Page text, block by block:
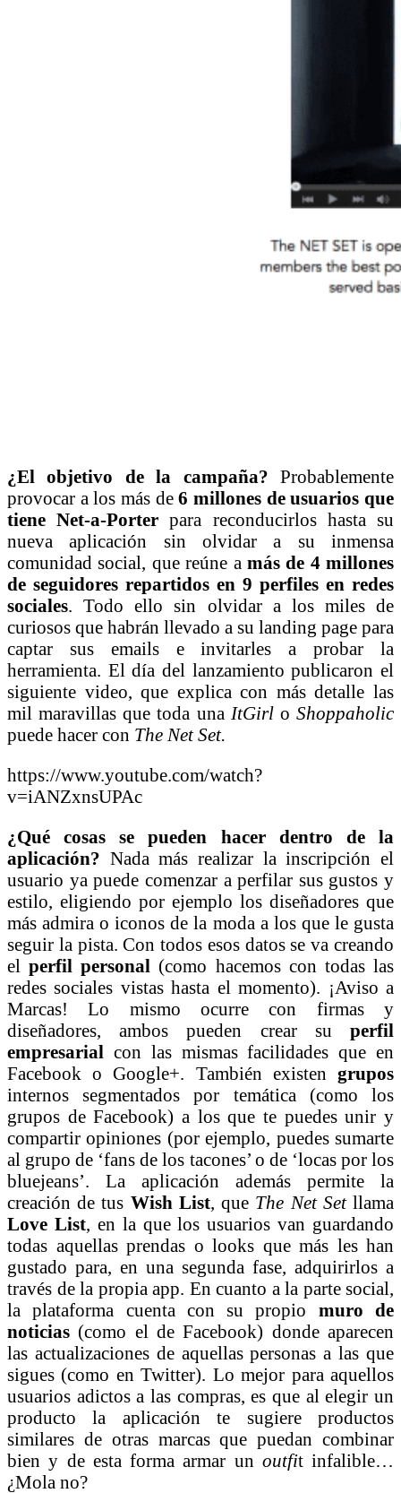
¿El objetivo de la campaña? Probablemente
provocar a los más de6 millones de usuarios que
tiene Net-a-Porter para reconducirlos hasta su
nueva aplicación sin olvidar a su inmensa
comunidad social, que reúne a más de 4 millones
de seguidores repartidos en 9 perfiles en redes
sociales. Todo ello sin olvidar a los miles de
curiosos que habrán llevado a su landing page para
captar sus emails e invitarles a probar la
herramienta. El día del lanzamiento publicaron el
siguiente video, que explica con más detalle las
mil maravillas que toda una ItGirloShoppaholic
puede hacer con The Net Set.
https://www.youtube.com/watch?
v=iANZxnsUPAc
¿Qué cosas se pueden hacer dentro de la
aplicación? Nada más realizar la inscripción el
usuario ya puede comenzar a perfilar sus gustos y
estilo, eligiendo por ejemplo los diseñadores que
más admira o iconos de la moda a los que le gusta
seguir la pista. Con todos esos datos se va creando
elperfil personal (como hacemos con todas las
redes sociales vistas hasta el momento). ¡Aviso a
Marcas! Lo mismo ocurre con firmas y
diseñadores, ambos pueden crear su perfil
empresarial con las mismas facilidades que en
Facebook o Google+. También existen grupos
internos segmentados por temática (como los
grupos de Facebook) a los que te puedes unir y
compartir opiniones (por ejemplo, puedes sumarte
al grupo de ‘fans de los tacones’ o de ‘locas por los
bluejeans’. La aplicación además permite la
creación de tus Wish List, que The Net Setllama
Love List, en la que los usuarios van guardando
todas aquellas prendas o looks que más les han
gustado para, en una segunda fase, adquirirlos a
través de la propia app. En cuanto a la parte social,
la plataforma cuenta con su propio muro de
noticias (como el de Facebook) donde aparecen
las actualizaciones de aquellas personas a las que
sigues (como en Twitter). Lo mejor para aquellos
usuarios adictos a las compras, es que al elegir un
producto la aplicación te sugiere productos
similares de otras marcas que puedan combinar
bien y de esta forma armar un outfit infalible…
¿Mola no?